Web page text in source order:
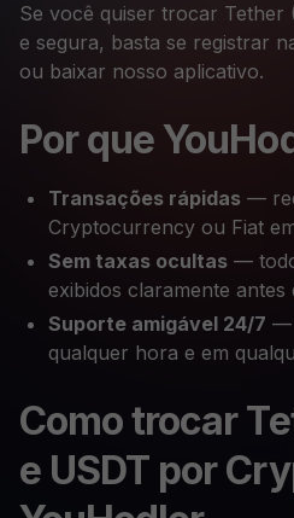
Se você quiser trocar Tether
e segura, basta se registrar
ou baixar nosso aplicativo.
Por que
Transações rápidas —
Cryptocurrency ou Fiat
Sem taxas ocultas —
exibidos claramente
Suporte amigável 24/7 —
qualquer hora e em
Como trocar
e USDT por